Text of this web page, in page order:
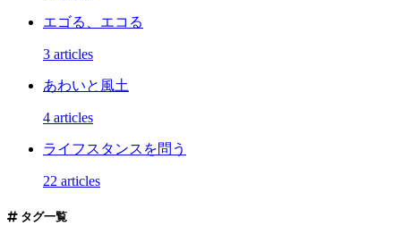
エゴる、エコる
3 articles
あわいと風土
4 articles
ライフスタンスを問う
22 articles
タグ一覧